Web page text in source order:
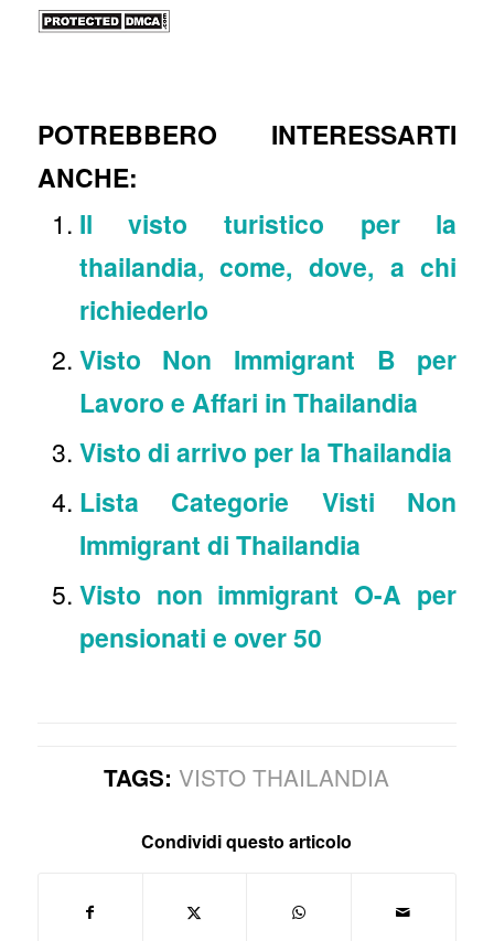
POTREBBERO INTERESSARTI
ANCHE:
Il visto turistico per la
thailandia, come, dove, a chi
richiederlo
Visto Non Immigrant B per
Lavoro e Affari in Thailandia
Visto di arrivo per la Thailandia
Lista Categorie Visti Non
Immigrant di Thailandia
Visto non immigrant O-A per
pensionati e over 50
TAGS: VISTO THAILANDIA
Condividi questo articolo